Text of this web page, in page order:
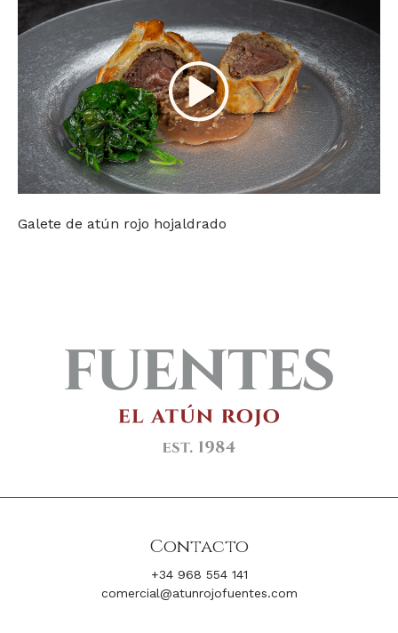
Galete de atún rojo hojaldrado
Contacto
+34 968 554 141
comercial@atunrojofuentes.com